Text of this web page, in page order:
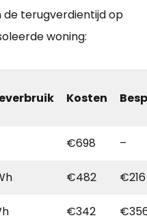
terugverdientijd op
woning:
Kosten
€698 –
€482 €216
€342